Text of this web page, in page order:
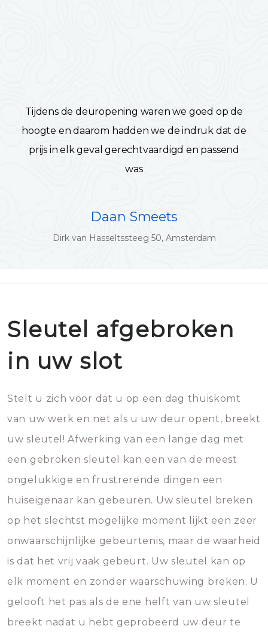
Tijdens de deuropening waren we goed op de
hoogte en daarom hadden we de indruk dat de
prijs in elk geval gerechtvaardigd en passend
was
Daan Smeets
Dirk van Hasseltssteeg 50, Amsterdam
Sleutel afgebroken
in uw slot
Stelt u zich voor dat u op een dag thuiskomt
van uw werk en net als u uw deur opent, breekt
uw sleutel! Afwerking van een lange dag met
een gebroken sleutel kan een van de meest
ongelukkige en frustrerende dingen een
huiseigenaar kan gebeuren. Uw sleutel breken
op het slechtst mogelijke moment lijkt een zeer
onwaarschijnlijke gebeurtenis, maar de waarheid
is dat het vrij vaak gebeurt. Uw sleutel kan op
elk moment en zonder waarschuwing breken. U
gelooft het pas als de ene helft van uw sleutel
breekt nadat u hebt geprobeerd uw deur te